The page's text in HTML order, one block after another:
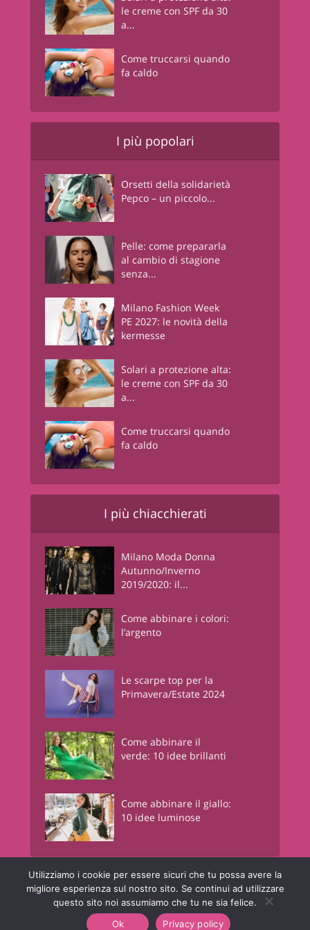
le creme con SPF da 30
a...
Come truccarsi quando
fa caldo
I più popolari
Orsetti della solidarietà
Pepco – un piccolo...
Pelle: come prepararla
al cambio di stagione
senza...
Milano Fashion Week
PE 2027: le novità della
kermesse
Solari a protezione alta:
le creme con SPF da 30
a...
Come truccarsi quando
fa caldo
I più chiacchierati
Milano Moda Donna
Autunno/Inverno
2019/2020: il...
Come abbinare i colori:
l’argento
Le scarpe top per la
Primavera/Estate 2024
Come abbinare il
verde: 10 idee brillanti
Come abbinare il giallo:
10 idee luminose
Junglam - Just In Glamourè una risorsa informativa online a contenuto
lifestyle. © Copyright - Junglam Magazine - P.IVA 05442450960
Chi Siamo
Contatti Privacy Policy
Utilizziamo i cookie per essere sicuri che tu possa avere la
migliore esperienza sul nostro sito. Se continui ad utilizzare
questo sito noi assumiamo che tu ne sia felice.
Ok
Privacy policy